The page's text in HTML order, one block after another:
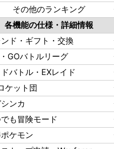
その他のランキング
各機能の仕様・詳細情報
ド・ギフト・交換
GOバトルリーグ
バトル・EXレイド
ケット団
ンカ
も冒険モード
ケモン